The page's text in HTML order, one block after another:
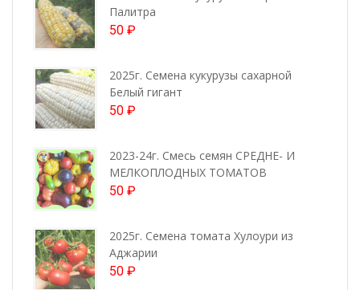
Палитра
50 ₽
2025г. Семена кукурузы сахарной
Белый гигант
50 ₽
2023-24г. Смесь семян СРЕДНЕ- И
МЕЛКОПЛОДНЫХ ТОМАТОВ
50 ₽
2025г. Семена томата Хулоури из
Аджарии
50 ₽